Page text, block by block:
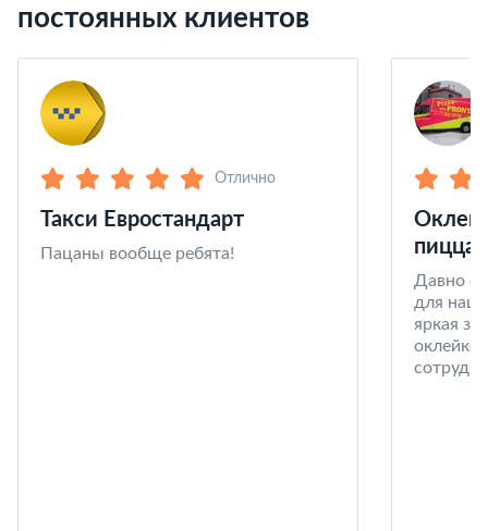
постоянных клиентов
Отлично
Такси Евростандарт
Пацаны вообще ребята!
пицца
Давно
для
яркая
оклейке